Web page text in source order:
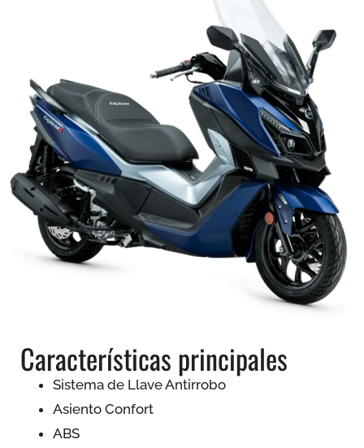
Características principales
Sistema de Llave Antirrobo
Asiento Confort
ABS